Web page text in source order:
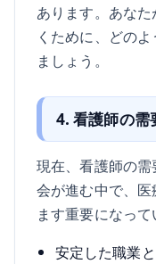
あります。あな
くために、どの
ましょう。
4. 看護師の需
現在、看護師の
会が進む中で、
ます重要になって
安定した職業